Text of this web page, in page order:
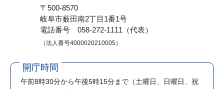
〒500-8570
岐阜市薮田南2丁目1番1号
電話番号 058-272-1111（代表）
（法人番号4000020210005）
開庁時間
午前8時30分から午後5時15分まで （土曜日、日曜日、祝